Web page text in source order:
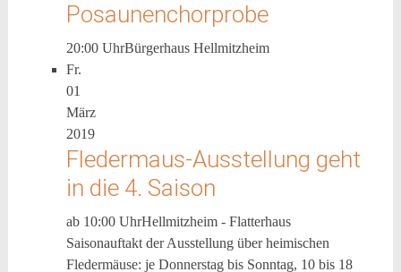
Posaunenchorprobe
20:00 UhrBürgerhaus Hellmitzheim
Fr.
01
März
2019
Fledermaus-Ausstellung geht
in die 4. Saison
ab 10:00 UhrHellmitzheim - Flatterhaus
Saisonauftakt der Ausstellung über heimischen
Fledermäuse: je Donnerstag bis Sonntag, 10 bis 18